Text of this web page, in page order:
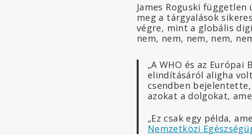
James Roguski
meg a tárgyalások
végre, mint a globális
nem, nem, nem, nem,
„A WHO és az
elindításáról aligha
csendben
azokat a dolgokat,
„Ez csak egy példa,
Nemzetközi